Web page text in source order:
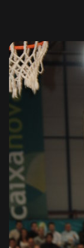
Navegación
de
entradas